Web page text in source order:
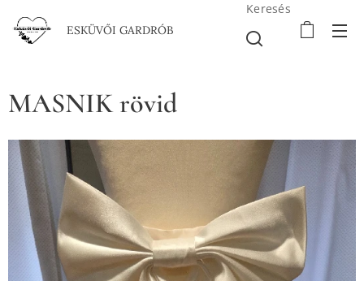
ESKÜVŐI GARDRÓB
Keresés
MASNIK rövid